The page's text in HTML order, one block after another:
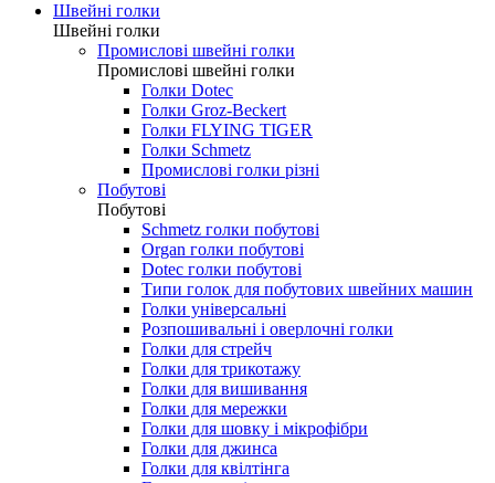
Швейні голки
Швейні голки
Промислові швейні голки
Промислові швейні голки
Голки Dotec
Голки Groz-Beckert
Голки FLYING TIGER
Голки Schmetz
Промислові голки різні
Побутові
Побутові
Schmetz голки побутові
Organ голки побутові
Dotec голки побутові
Типи голок для побутових швейних машин
Голки універсальні
Розпошивальні і оверлочні голки
Голки для стрейч
Голки для трикотажу
Голки для вишивання
Голки для мережки
Голки для шовку і мікрофібри
Голки для джинса
Голки для квілтінга